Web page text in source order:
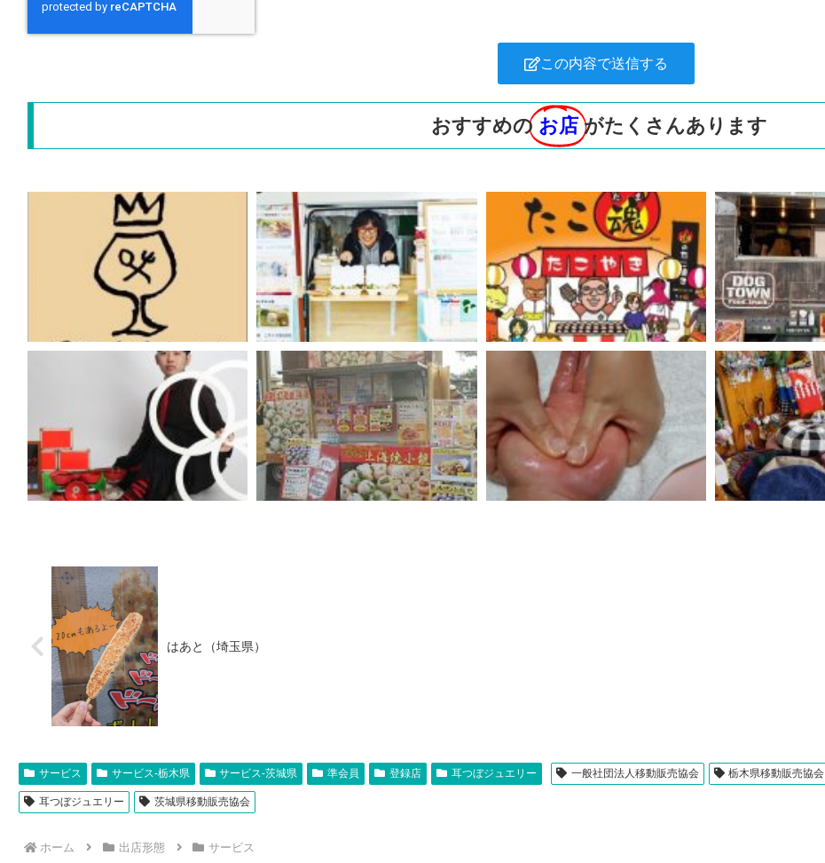
この内容で送信する
おすすめの お店 がたくさんあります
はあと（埼玉県）
サービス サービス-栃木県 サービス-茨城県 準会員 登録店 耳つぼジュエリー 一般社団法人移動販売協会 栃木県移動販売協会
耳つぼジュエリー 茨城県移動販売協会
ホーム 出店形態 サービス